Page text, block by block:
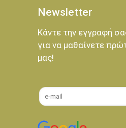
Newsletter
Κάντε την εγγραφή
για να μαθαίνετε
μας!